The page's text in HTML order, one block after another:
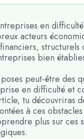
en
acteurs
structurels
bien
peut-être des
en difficulté et
tu découvriras
à ces
plus sur ces